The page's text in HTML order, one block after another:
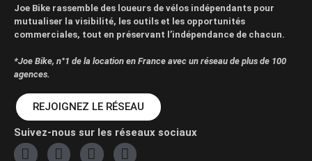
Joe Bike rassemble des loueurs de vélos indépendants pour
mutualiser la visibilité, les outils et les opportunités
commerciales, tout en préservant l’indépendance de chacun.
*Joe Bike, n°1 de la location en France avec un réseau de plus de 100
agences.
REJOIGNEZ LE RÉSEAU
Suivez-nous sur les réseaux sociaux